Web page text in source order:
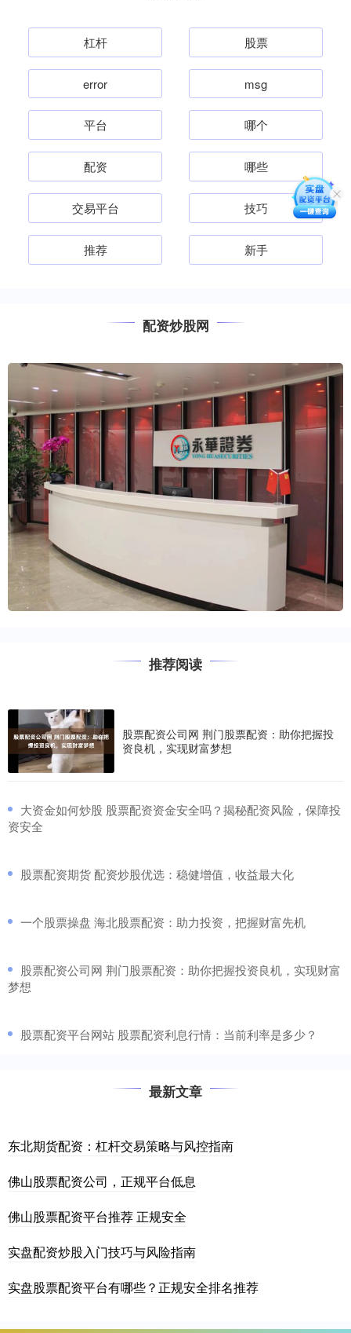
杠杆 股票
error msg
平台 哪个
配资 哪些
交易平台 技巧
推荐 新手
配资炒股网
推荐阅读
股票配资公司网 荆门股票配资：助你把握投
资良机，实现财富梦想
​大资金如何炒股 股票配资资金安全吗？揭秘配资风险，保障投
资安全
​股票配资期货 配资炒股优选：稳健增值，收益最大化
​一个股票操盘 海北股票配资：助力投资，把握财富先机
​股票配资公司网 荆门股票配资：助你把握投资良机，实现财富
梦想
​股票配资平台网站 股票配资利息行情：当前利率是多少？
最新文章
东北期货配资：杠杆交易策略与风控指南
佛山股票配资公司，正规平台低息
佛山股票配资平台推荐 正规安全
实盘配资炒股入门技巧与风险指南
实盘股票配资平台有哪些？正规安全排名推荐